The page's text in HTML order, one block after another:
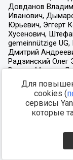
Для
cookies (
сервисы
которые